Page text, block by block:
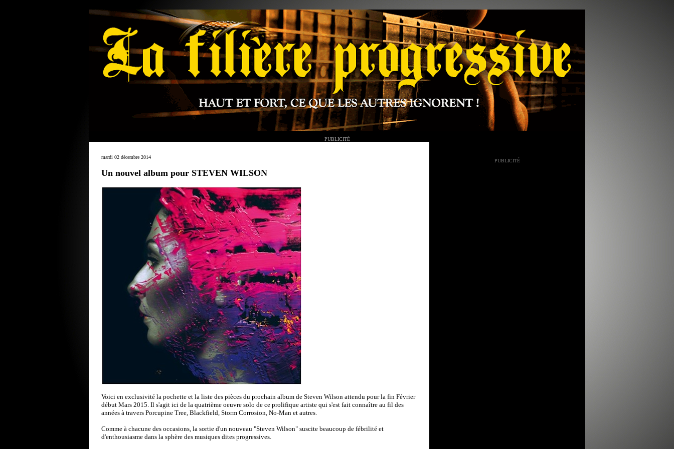
PUBLICITÉ
mardi 02 décembre 2014
Un nouvel album pour STEVEN WILSON
Voici en exclusivité la pochette et la liste des pièces du prochain album de Steven Wilson attendu pour la fin Février
début Mars 2015. Il s'agit ici de la quatrième oeuvre solo de ce prolifique artiste qui s'est fait connaître au fil des
années à travers Porcupine Tree, Blackfield, Storm Corrosion, No-Man et autres.
Comme à chacune des occasions, la sortie d'un nouveau "Steven Wilson" suscite beaucoup de fébrilité et
d'enthousiasme dans la sphère des musiques dites progressives.
PUBLICITÉ